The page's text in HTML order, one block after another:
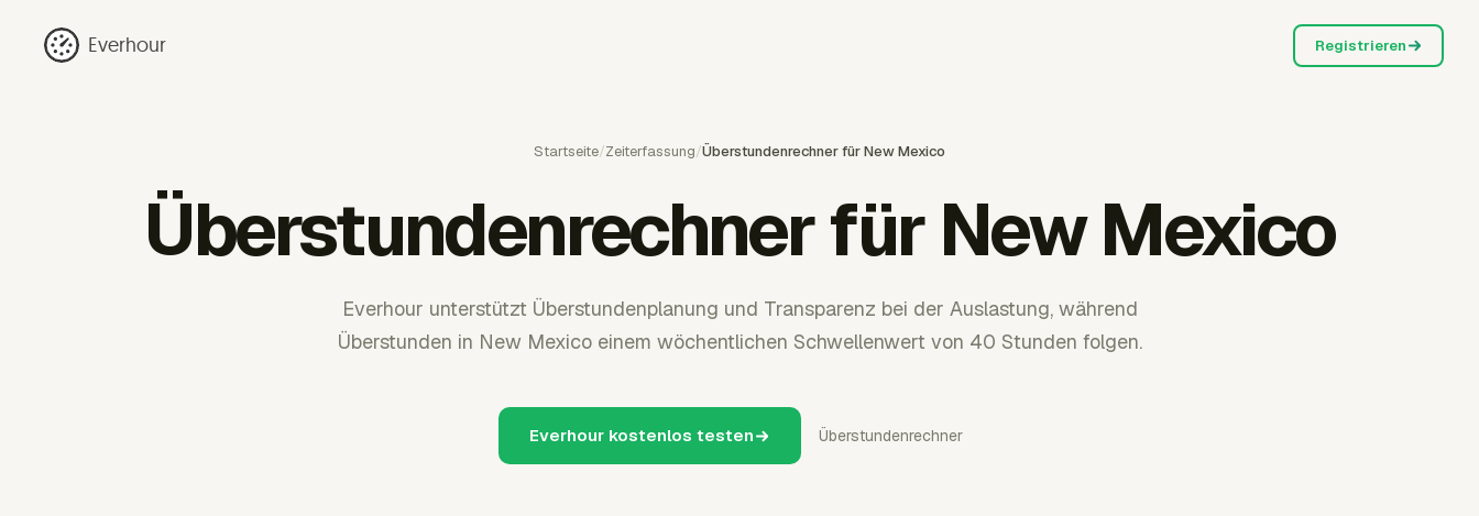
Everhour Registrieren
Startseite/Zeiterfassung/Überstundenrechner für New Mexico
Überstundenrechner für New Mexico
Everhour unterstützt Überstundenplanung und Transparenz bei der Auslastung, während
Überstunden in New Mexico einem wöchentlichen Schwellenwert von 40 Stunden folgen.
Everhour kostenlos testen Überstundenrechner